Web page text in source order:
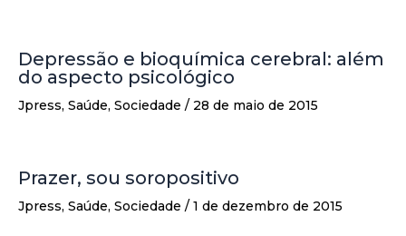
Depressão e bioquímica cerebral: além
do aspecto psicológico
Jpress, Saúde, Sociedade / 28 de maio de 2015
Prazer, sou soropositivo
Jpress, Saúde, Sociedade / 1 de dezembro de 2015